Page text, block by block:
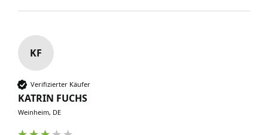
KF
Verifizierter Käufer
KATRIN FUCHS
Weinheim, DE